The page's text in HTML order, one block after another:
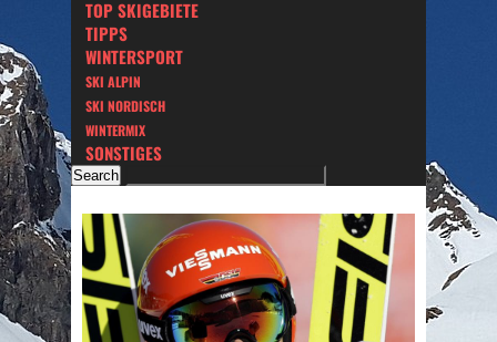
TOP SKIGEBIETE
TIPPS
WINTERSPORT
SKI ALPIN
SKI NORDISCH
WINTERMIX
SONSTIGES